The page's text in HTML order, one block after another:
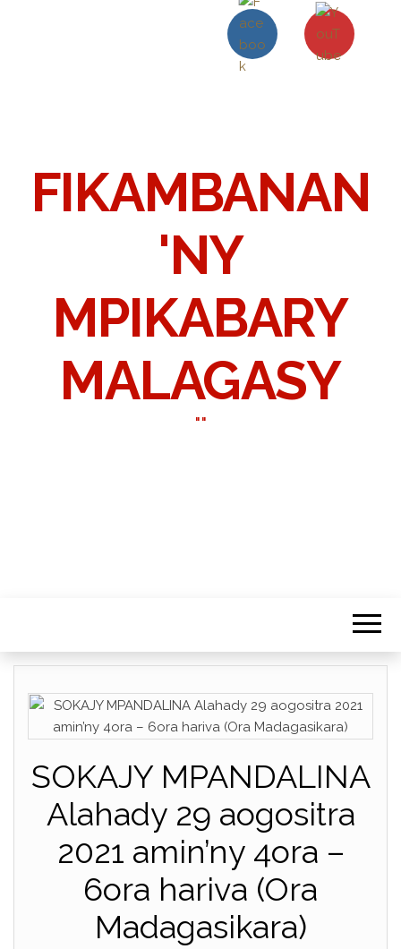
FIKAMBANAN
'NY
MPIKABARY
MALAGASY
""
SOKAJY MPANDALINA
Alahady 29 aogositra
2021 amin’ny 4ora –
6ora hariva (Ora
Madagasikara)